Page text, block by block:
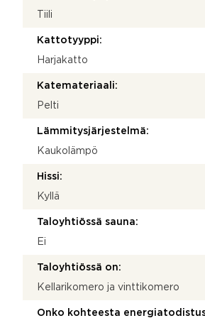
Tiili
Kattotyyppi:
Harjakatto
Katemateriaali:
Pelti
Lämmitysjärjestelmä:
Kaukolämpö
Hissi:
Kyllä
Taloyhtiössä sauna:
Ei
Taloyhtiössä on:
Kellarikomero ja vinttikomero
Onko kohteesta